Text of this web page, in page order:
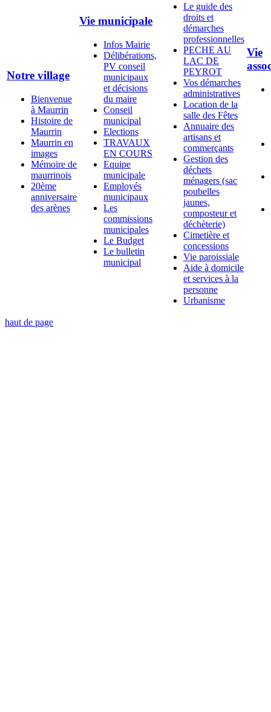
Notre village
Bienvenue
à Maurrin
Histoire de
Maurrin
Maurrin en
images
Mémoire de
maurrinois
20ème
anniversaire
des arènes
Vie municipale
Infos Mairie
Délibérations,
PV conseil
municipaux
et décisions
du maire
Conseil
municipal
Elections
TRAVAUX
EN COURS
Equipe
municipale
Employés
municipaux
Les
commissions
municipales
Le Budget
Le bulletin
municipal
Le guide des
droits et
démarches
professionnelles
PECHE AU
LAC DE
PEYROT
Vos démarches
administratives
Location de la
salle des Fêtes
Annuaire des
artisans et
commerçants
Gestion des
déchets
ménagers (sac
poubelles
jaunes,
composteur et
déchèterie)
Cimetière et
concessions
Vie paroissiale
Aide à domicile
et services à la
personne
Urbanisme
Vie
haut de page